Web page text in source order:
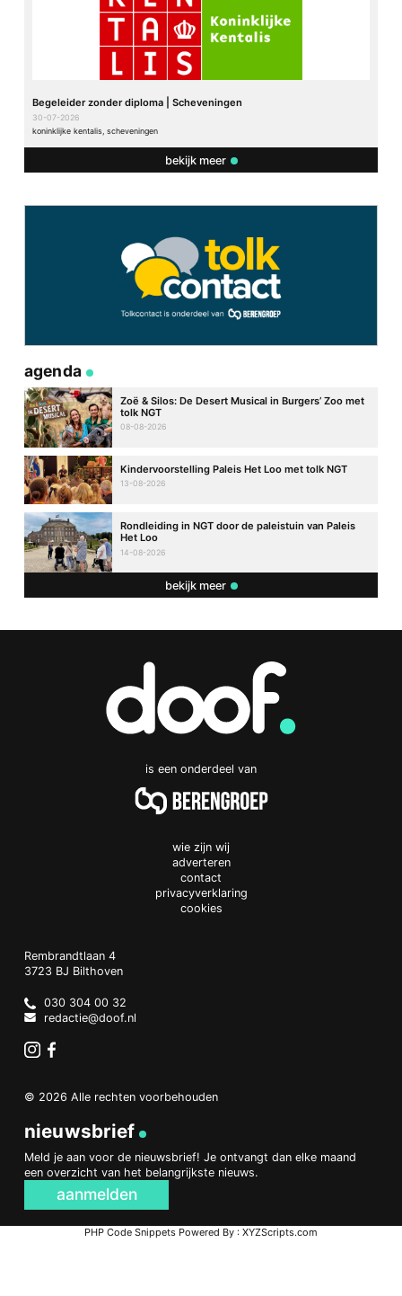
Begeleider zonder diploma | Scheveningen
30-07-2026
koninklijke kentalis, scheveningen
bekijk meer
agenda
Zoë & Silos: De Desert Musical in Burgers’ Zoo met
tolk NGT
08-08-2026
Kindervoorstelling Paleis Het Loo met tolk NGT
13-08-2026
Rondleiding in NGT door de paleistuin van Paleis
Het Loo
14-08-2026
bekijk meer
is een onderdeel van
wie zijn wij
adverteren
contact
privacyverklaring
cookies
Doof.nl
work
Rembrandtlaan 4
3723 BJ Bilthoven
Netherlands
030 304 00 32
redactie@doof.nl
© 2026 Alle rechten voorbehouden
nieuwsbrief
Meld je aan voor de nieuwsbrief! Je ontvangt dan elke maand
een overzicht van het belangrijkste nieuws.
aanmelden
PHP Code Snippets Powered By : XYZScripts.com